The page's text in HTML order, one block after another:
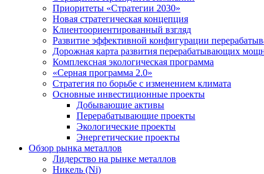
Приоритеты «Стратегии 2030»
Новая стратегическая концепция
Клиентоориентированный взгляд
Развитие эффективной конфигурации
Дорожная карта развития перерабатывающих
Комплексная экологическая программа
«Серная программа 2.0»
Стратегия по борьбе с изменением климата
Основные инвестиционные проекты
Добывающие активы
Перерабатывающие проекты
Экологические проекты
Энергетические проекты
Обзор рынка металлов
Лидерство на рынке металлов
Никель (Ni)